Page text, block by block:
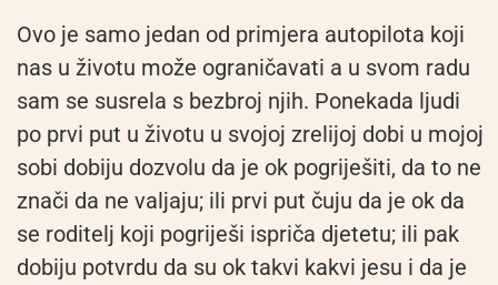
Ovo je samo jedan od primjera autopilota koji
nas u životu može ograničavati a u svom radu
sam se susrela s bezbroj njih. Ponekada ljudi
po prvi put u životu u svojoj zrelijoj dobi u mojoj
sobi dobiju dozvolu da je ok pogriješiti, da to ne
znači da ne valjaju; ili prvi put čuju da je ok da
se roditelj koji pogriješi ispriča djetetu; ili pak
dobiju potvrdu da su ok takvi kakvi jesu i da je